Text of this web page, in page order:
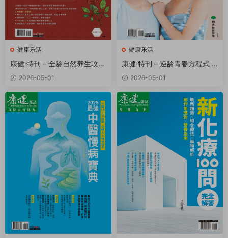
健康乐活
康健·特刊 – 全龄自然养生攻略
PDF2026-05-01
健康乐活
康健·特刊 – 逆龄青春方程式 P
DF 2026-05-01